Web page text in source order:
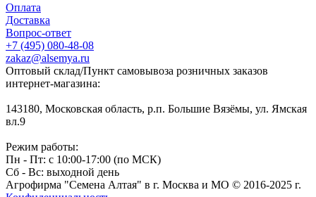
Оплата
Доставка
Вопрос-ответ
+7 (495) 080-48-08
zakaz@alsemya.ru
Оптовый склад/Пункт самовывоза розничных заказов
интернет-магазина:
143180, Московская область, р.п. Большие Вязёмы, ул. Ямская
вл.9
Режим работы:
Пн - Пт: с 10:00-17:00 (по МСК)
Сб - Вс: выходной день
Агрофирма "Семена Алтая" в г. Москва и МО © 2016-2025 г.